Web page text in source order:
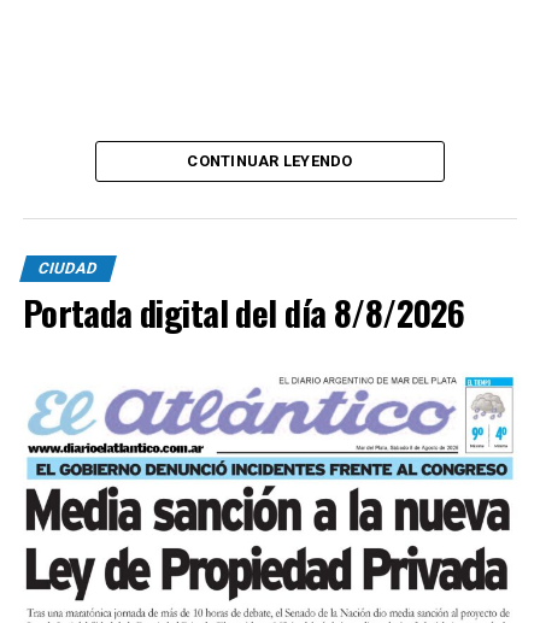
CONTINUAR LEYENDO
CIUDAD
Portada digital del día 8/8/2026